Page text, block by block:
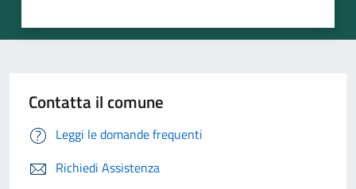
Contatta il comune
Leggi le domande frequenti
Richiedi Assistenza